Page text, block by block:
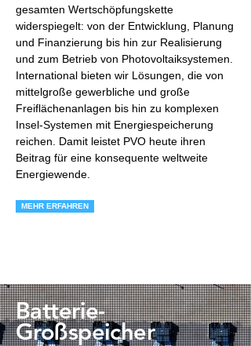
gesamten Wertschöpfungskette
widerspiegelt: von der Entwicklung, Planung
und Finanzierung bis hin zur Realisierung
und zum Betrieb von Photovoltaiksystemen.
International bieten wir Lösungen, die von
mittelgroße gewerbliche und große
Freiflächenanlagen bis hin zu komplexen
Insel-Systemen mit Energiespeicherung
reichen. Damit leistet PVO heute ihren
Beitrag für eine konsequente weltweite
Energiewende.
MEHR ERFAHREN
Batterie-
Großspeicher